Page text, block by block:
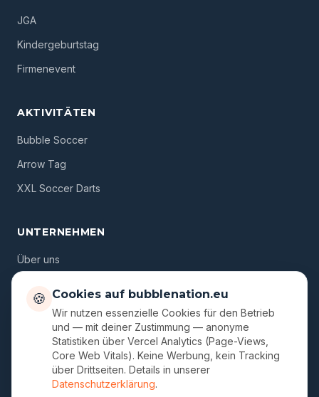
JGA
Kindergeburtstag
Firmenevent
AKTIVITÄTEN
Bubble Soccer
Arrow Tag
XXL Soccer Darts
UNTERNEHMEN
Über uns
Gutscheine
🍪 Cookies auf bubblenation.eu
Wir nutzen essenzielle Cookies für den Betrieb
und — mit deiner Zustimmung — anonyme
Statistiken über Vercel Analytics (Page-Views,
Core Web Vitals). Keine Werbung, kein Tracking
über Drittseiten. Details in unserer
Datenschutzerklärung.